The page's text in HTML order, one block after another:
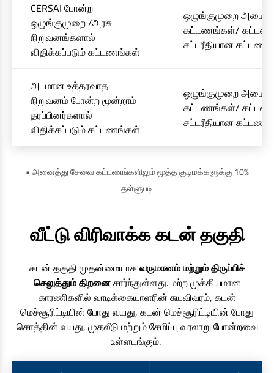
CERSAI போன்ற
ஒழுங்குமுறை /அரசு
நிறுவனங்களால்
விதிக்கப்படும் கட்டணங்கள்
ஒழுங்குமுறை
கட்டணங்கள்/
சட்டரீதியான
அடமான உத்தரவாத
நிறுவனம் போன்ற மூன்றாம்
தரப்பினர்களால்
விதிக்கப்படும் கட்டணங்கள்
ஒழுங்குமுறை
கட்டணங்கள்/
சட்டரீதியான
• அனைத்து சேவை கட்டணங்களிலும் மூத்த குடிமக்களுக்கு 10%
தள்ளுபடி
வீட்டு விரிவாக்க கடன் தகுதி
கடன் தகுதி முதன்மையாகவருமானம் மற்றும் திருப்பிச்
செலுத்தும் திறனைசார்ந்துள்ளது. மற்ற முக்கியமான
காரணிகளில் வாடிக்கையாளரின் சுயவிவரம், கடன்
மெச்சூரிட்டியின் போது வயது, கடன் மெச்சூரிட்டியின் போது
சொத்தின் வயது, முதலீடு மற்றும் சேமிப்பு வரலாறு போன்றவை
உள்ளடங்கும்.